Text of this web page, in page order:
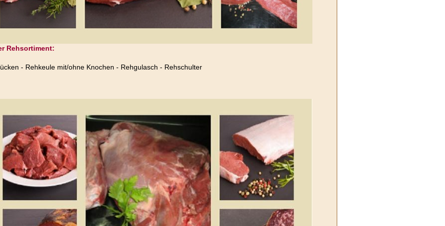
Rehsortiment:
- Rehkeule mit/ohne Knochen - Rehgulasch - Rehschulter